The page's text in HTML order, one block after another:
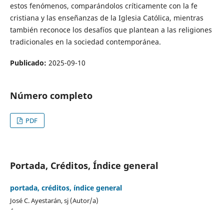
estos fenómenos, comparándolos críticamente con la fe
cristiana y las enseñanzas de la Iglesia Católica, mientras
también reconoce los desafíos que plantean a las religiones
tradicionales en la sociedad contemporánea.
Publicado: 2025-09-10
Número completo
PDF
Portada, Créditos, Índice general
portada, créditos, índice general
José C. Ayestarán, sj (Autor/a)